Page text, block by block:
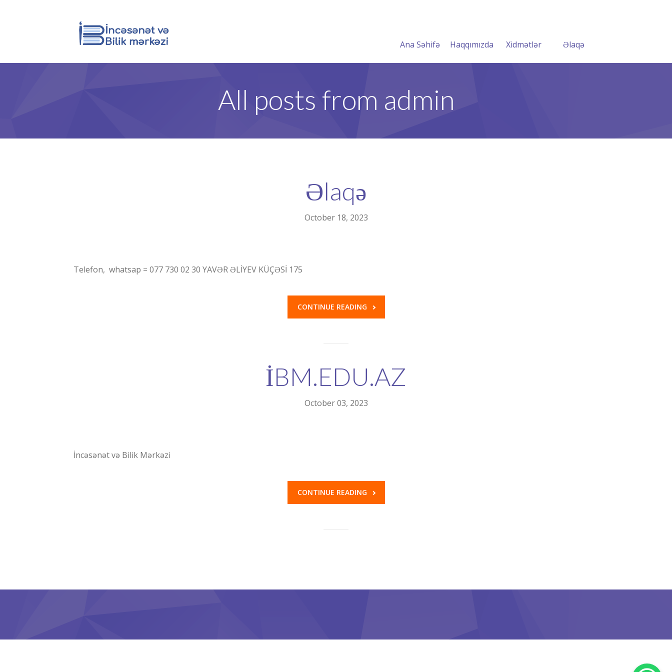
Ana Səhifə Haqqımızda Xidmətlər Əlaqə
All posts from admin
Əlaqə
October 18, 2023
Telefon, whatsap = 077 730 02 30 YAVƏR ƏLİYEV KÜÇƏSİ 175
CONTINUE READING
İBM.EDU.AZ
October 03, 2023
İncəsənət və Bilik Mərkəzi
CONTINUE READING